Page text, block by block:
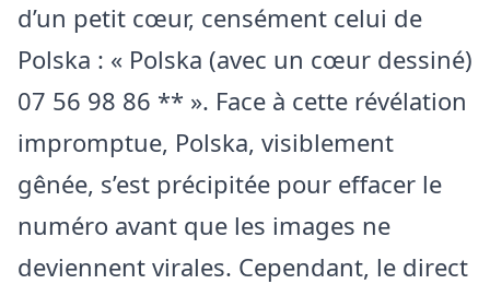
d’un petit cœur, censément celui de
Polska : « Polska (avec un cœur dessiné)
07 56 98 86 ** ». Face à cette révélation
impromptue, Polska, visiblement
gênée, s’est précipitée pour effacer le
numéro avant que les images ne
deviennent virales. Cependant, le direct